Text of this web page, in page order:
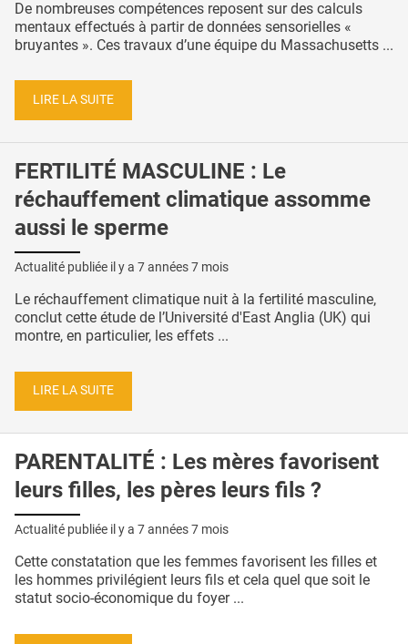
De nombreuses compétences reposent sur des calculs
mentaux effectués à partir de données sensorielles «
bruyantes ». Ces travaux d’une équipe du Massachusetts ...
LIRE LA SUITE
FERTILITÉ MASCULINE : Le
réchauffement climatique assomme
aussi le sperme
Actualité publiée il y a 7 années 7 mois
Le réchauffement climatique nuit à la fertilité masculine,
conclut cette étude de l’Université d'East Anglia (UK) qui
montre, en particulier, les effets ...
LIRE LA SUITE
PARENTALITÉ : Les mères favorisent
leurs filles, les pères leurs fils ?
Actualité publiée il y a 7 années 7 mois
Cette constatation que les femmes favorisent les filles et
les hommes privilégient leurs fils et cela quel que soit le
statut socio-économique du foyer ...